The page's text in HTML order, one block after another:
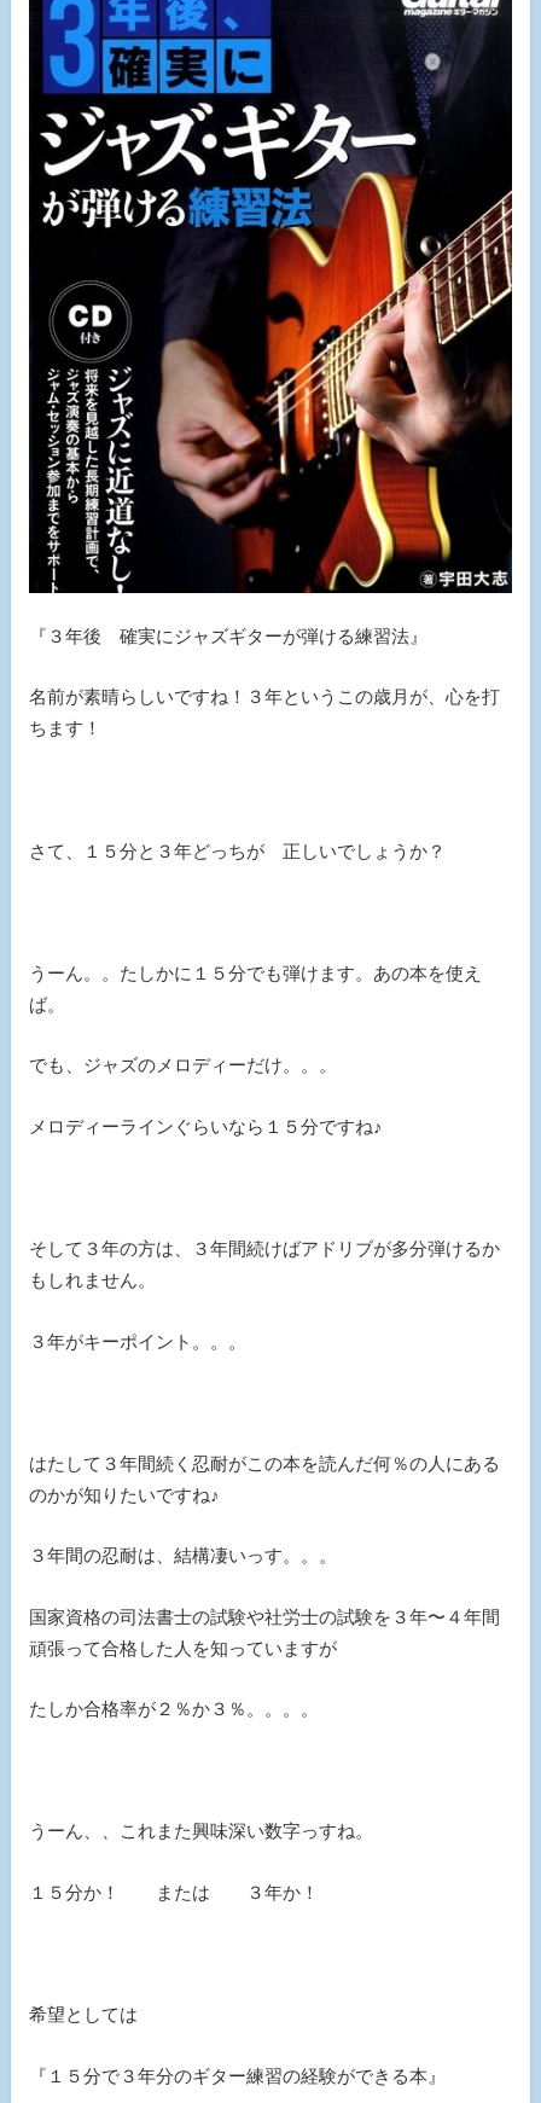
『３年後 確実にジャズギターが弾ける練習法』
名前が素晴らしいですね！３年というこの歳月が、心を打
ちます！
さて、１５分と３年どっちが 正しいでしょうか？
うーん。。たしかに１５分でも弾けます。あの本を使え
ば。
でも、ジャズのメロディーだけ。。。
メロディーラインぐらいなら１５分ですね♪
そして３年の方は、３年間続けばアドリブが多分弾けるか
もしれません。
３年がキーポイント。。。
はたして３年間続く忍耐がこの本を読んだ何％の人にある
のかが知りたいですね♪
３年間の忍耐は、結構凄いっす。。。
国家資格の司法書士の試験や社労士の試験を３年〜４年間
頑張って合格した人を知っていますが
たしか合格率が２％か３％。。。。
うーん、、これまた興味深い数字っすね。
１５分か！ または ３年か！
希望としては
『１５分で３年分のギター練習の経験ができる本』